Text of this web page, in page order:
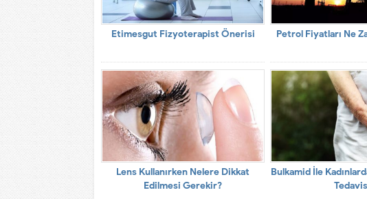
Etimesgut Fizyoterapist Önerisi Petrol Fiyatları Ne
Lens Kullanırken Nelere Dikkat
Edilmesi Gerekir?
Bulkamid İle